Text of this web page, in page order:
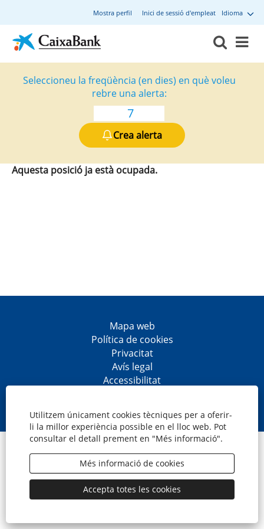
Utilitzem únicament cookies tècniques per a oferir-
li la millor experiència possible en el lloc web. Pot
consultar el detall prement en "Més informació".
Més informació de cookies
Accepta totes les cookies
Idioma
Mostra perfil Inici de sessió d'empleat
Seleccioneu la freqüència (en dies) en què voleu
rebre una alerta:
Crea alerta
Aquesta posició ja està ocupada.
Mapa web
Política de cookies
Privacitat
Avís legal
Accessibilitat
o
b
r
e
n
u
n
a
p
t
o
b
r
e
n
u
n
a
p
t
o
b
r
e
n
u
n
a
p
t
o
b
r
e
n
u
n
a
p
t
© CaixaBank, S.A.